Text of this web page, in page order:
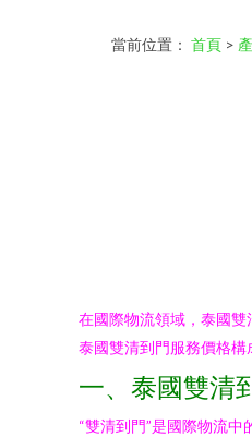
當前位置： 首頁 >
在國際物流領域，泰國
泰國雙清到門服務價格構
一、泰國雙清
“雙清到門”是國際物流